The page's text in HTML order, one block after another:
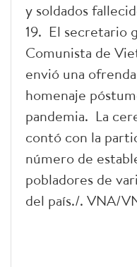
y soldados
19. El secretario
Comunista de
envió una
homenaje
pandemia. La
contó con la
número de
pobladores de
del país./. VNA/